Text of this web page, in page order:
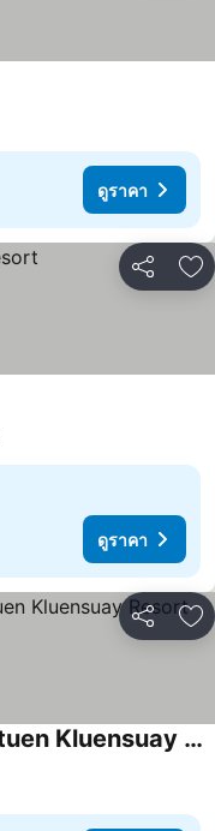
ดูราคา
แชร์ เ
ดูราคา
แชร์ เ
หาดตื้น คลื่นสวย รีสอร์ท - Hadtuen Kluensuay Resort